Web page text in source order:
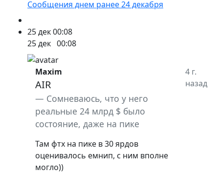
Сообщения днем ранее 24 декабря
25 дек00:08
25 дек 00:08
Maxim
AIR
Сомневаюсь, что у него
реальные 24 млрд $ было
состояние, даже на пике
Там фтх на пике в 30 ярдов
оценивалось емнип, с ним вполне
могло))
4 г.
назад